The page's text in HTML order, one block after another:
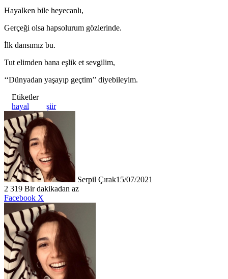
Hayalken bile heyecanlı,
Gerçeği olsa hapsolurum gözlerinde.
İlk dansımız bu.
Tut elimden bana eşlik et sevgilim,
‘‘Dünyadan yaşayıp geçtim’’ diyebileyim.
Etiketler
hayal
şiir
Serpil Çırak15/07/2021
2 319 Bir dakikadan az
Facebook X
Posta
ile
paylaş